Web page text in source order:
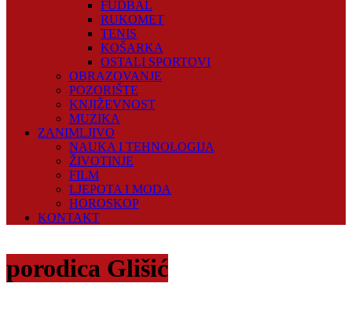
FUDBAL
RUKOMET
TENIS
KOŠARKA
OSTALI SPORTOVI
OBRAZOVANJE
POZORIŠTE
KNJIŽEVNOST
MUZIKA
ZANIMLJIVO
NAUKA I TEHNOLOGIJA
ŽIVOTINJE
FILM
LJEPOTA I MODA
HOROSKOP
KONTAKT
porodica Glišić